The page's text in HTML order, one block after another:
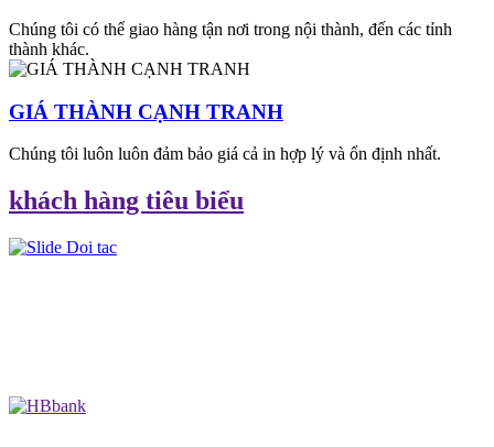
Chúng tôi có thể giao hàng tận nơi trong nội thành, đến các tỉnh
thành khác.
GIÁ THÀNH CẠNH TRANH
Chúng tôi luôn luôn đảm bảo giá cả in hợp lý và ổn định nhất.
khách hàng tiêu biểu